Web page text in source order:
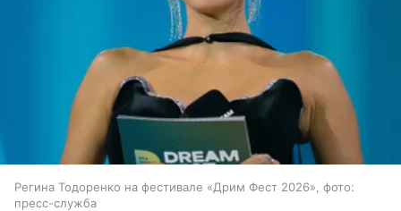
Регина Тодоренко на фестивале «Дрим Фест 2026», фото:
пресс-служба